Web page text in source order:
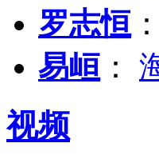
罗志恒 ：
易峘 ：
视频